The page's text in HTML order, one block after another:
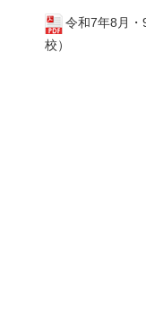
令和7年8月・
校）